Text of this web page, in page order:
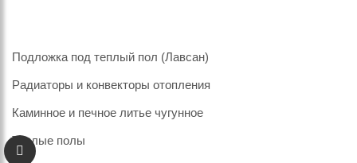
Подложка под теплый пол (Лавсан)
Радиаторы и конвекторы отопления
Каминное и печное литье чугунное
Теплые полы